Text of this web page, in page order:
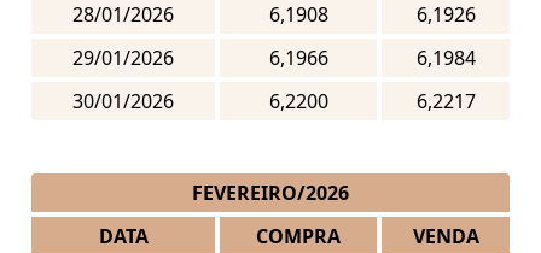
28/01/2026
6,1908
6,1926
29/01/2026
6,1966
6,1984
30/01/2026
6,2200 6,2217
FEVEREIRO/2026
DATA
COMPRA
VENDA